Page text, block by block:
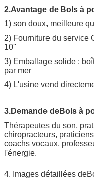
2.Avantage de Bols à
1) son doux, meilleure
2) Fourniture du service
10''
3) Emballage solide :
par mer
4) L'usine vend
3.Demande deBols à
Thérapeutes du son,
chiropracteurs,
coachs vocaux,
l'énergie.
4. Images détaillées de